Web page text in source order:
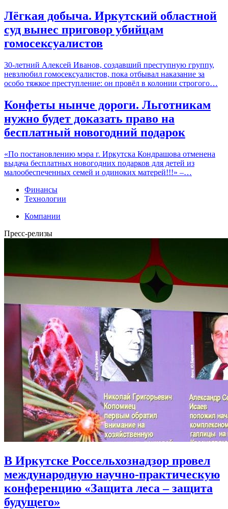
Лёгкая добыча. Иркутский областной
суд вынес приговор убийцам
гомосексуалистов
30-летний Алексей Иванов, создавший преступную группу,
невзлюбил гомосексуалистов, пока отбывал наказание за
особо тяжкое преступление: он провёл в колонии строгого…
Конфеты нынче дороги. Льготникам
нужно будет доказать право на
бесплатный новогодний подарок
«По постановлению мэра г. Иркутска Кондрашова отменена
выдача бесплатных новогодних подарков для детей из
малообеспеченных семей и одиноких матерей!!!» –…
Финансы
Технологии
Компании
Пресс-релизы
В Иркутске Россельхознадзор провел
международную научно-практическую
конференцию «Защита леса – защита
будущего»